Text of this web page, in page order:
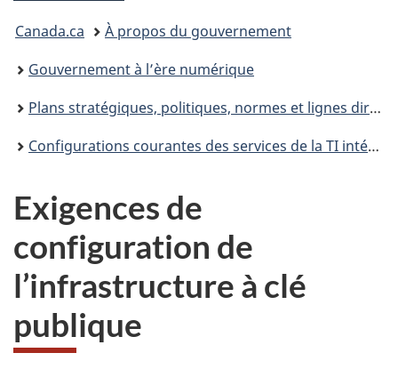
Vous
êtes
ici :
Canada.ca
À propos du gouvernement
Gouvernement à l’ère numérique
Plans stratégiques, politiques, normes et lignes directrices relatives aux services et au numérique du gouvernement
Configurations courantes des services de la TI intégrée
Exigences de
configuration de
l’infrastructure à clé
publique